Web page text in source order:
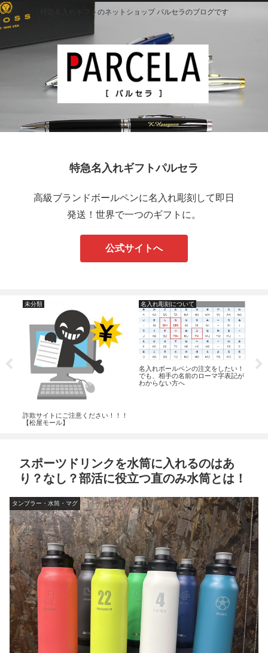
特急名入れギフトのネットショップ パルセラのブログです
特急名入れギフトパルセラ
高級ブランドボールペンに名入れ彫刻して即日
発送！世界で一つのギフトに。
公式サイトへ
未分類
詐欺サイトにご注意ください！！！
【松屋モール】
名入れ彫刻について
名入れボールペンの注文をしたい！
でも、相手の名前のローマ字表記が
わからない方へ
ス
スポーツドリンクを水筒に入れるのはあ
り？なし？部活に役立つ直のみ水筒とは！
タンブラー・水筒・マグ